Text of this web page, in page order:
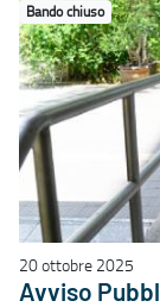
Bando chiuso
20 ottobre 2025
Avviso